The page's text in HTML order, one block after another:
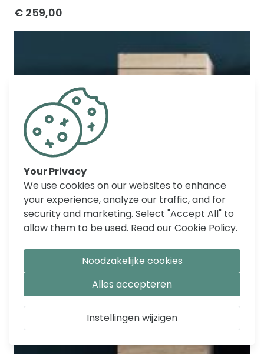
Your Privacy
We use cookies on our websites to enhance
your experience, analyze our traffic, and for
security and marketing. Select "Accept All" to
allow them to be used. Read ourCookie Policy.
Noodzakelijke cookies
Alles accepteren
Instellingen wijzigen
€ 259,00